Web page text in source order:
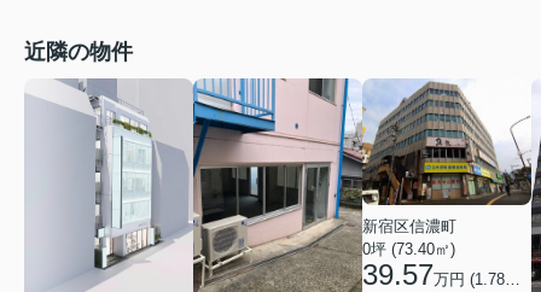
近隣の物件
新宿区信濃町
0坪 (73.40㎡)
39.57万円 (1.78 万